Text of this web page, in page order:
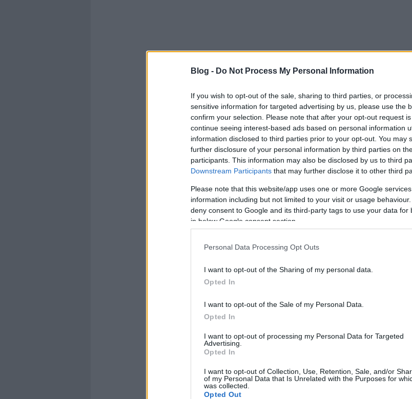
Blog - Do Not Process My Personal Information
If you wish to opt-out of the sale, sharing to third parties, or
sensitive information for targeted advertising by us, please use the
confirm your selection. Please note that after your opt-out request
continue seeing interest-based ads based on personal information
information disclosed to third parties prior to your opt-out. You may
further disclosure of your personal information by third parties on
participants. This information may also be disclosed by us to third
Downstream Participants that may further disclose it to other third
Please note that this website/app uses one or more Google
information including but not limited to your visit or usage
deny consent to Google and its third-party tags to use your data for
in below Google consent section.
Personal Data Processing Opt Outs
I want to opt-out of the Sharing of my personal data.
Opted In
I want to opt-out of the Sale of my Personal Data.
Opted In
I want to opt-out of processing my Personal Data for Targeted
Advertising.
Opted In
I want to opt-out of Collection, Use, Retention, Sale, and/or
of my Personal Data that Is Unrelated with the Purposes for
was collected.
Opted Out